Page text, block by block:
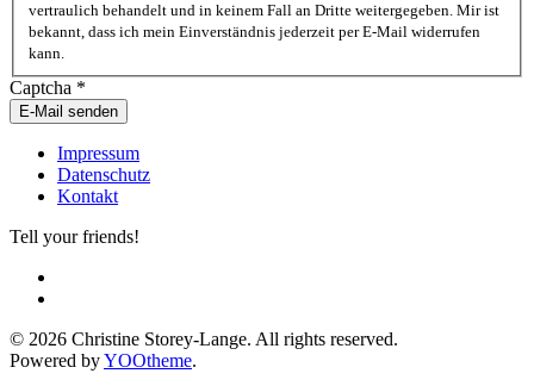
vertraulich behandelt und in keinem Fall an Dritte weitergegeben. Mir ist
bekannt, dass ich mein Einverständnis jederzeit per E-Mail widerrufen
kann.
Captcha *
E-Mail senden
Impressum
Datenschutz
Kontakt
Tell your friends!
© 2026 Christine Storey-Lange. All rights reserved.
Powered byYOOtheme.